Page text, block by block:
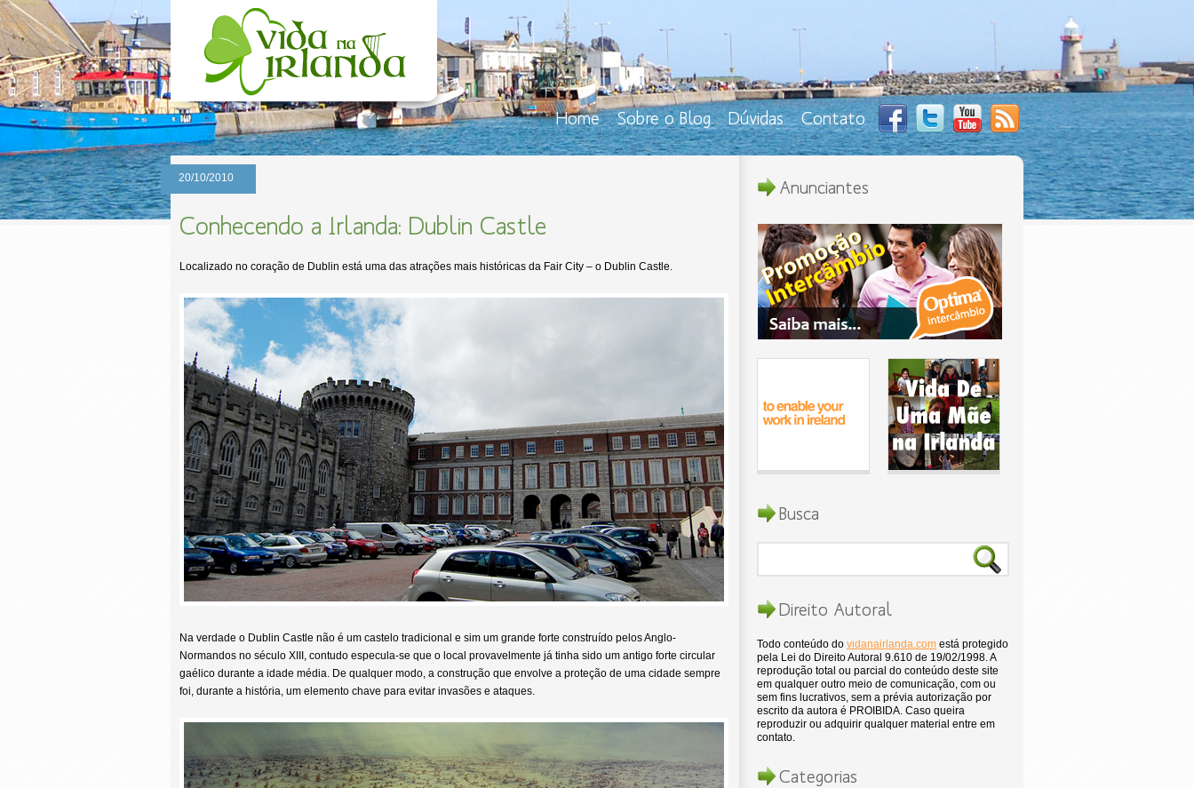
Home Sobre o Blog Dúvidas Contato
20/10/2010
Conhecendo a Irlanda: Dublin Castle
Localizado no coração de Dublin está uma das atrações mais históricas da Fair City – o Dublin Castle.
Na verdade o Dublin Castle não é um castelo tradicional e sim um grande forte construído pelos Anglo-
Normandos no século XIII, contudo especula-se que o local provavelmente já tinha sido um antigo forte circular
gaélico durante a idade média. De qualquer modo, a construção que envolve a proteção de uma cidade sempre
foi, durante a história, um elemento chave para evitar invasões e ataques.
Anunciantes
Busca
Direito Autoral
Todo conteúdo do vidanairlanda.com está protegido
pela Lei do Direito Autoral 9.610 de 19/02/1998. A
reprodução total ou parcial do conteúdo deste site
em qualquer outro meio de comunicação, com ou
sem fins lucrativos, sem a prévia autorização por
escrito da autora é PROIBIDA. Caso queira
reproduzir ou adquirir qualquer material entre em
contato.
Categorias